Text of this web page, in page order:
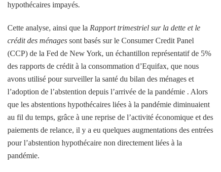
hypothécaires impayés.
Cette analyse, ainsi que la Rapport trimestriel sur la dette et le
crédit des ménages sont basés sur le Consumer Credit Panel
(CCP) de la Fed de New York, un échantillon représentatif de 5%
des rapports de crédit à la consommation d’Equifax, que nous
avons utilisé pour surveiller la santé du bilan des ménages et
l’adoption de l’abstention depuis l’arrivée de la pandémie . Alors
que les abstentions hypothécaires liées à la pandémie diminuaient
au fil du temps, grâce à une reprise de l’activité économique et des
paiements de relance, il y a eu quelques augmentations des entrées
pour l’abstention hypothécaire non directement liées à la
pandémie.